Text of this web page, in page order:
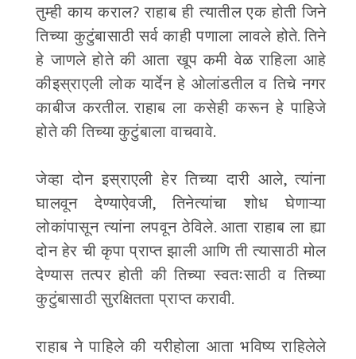
तुम्ही काय कराल? राहाब ही त्यातील एक होती जिने
तिच्या कुटुंबासाठी सर्व काही पणाला लावले होते. तिने
हे जाणले होते की आता खूप कमी वेळ राहिला आहे
कीइस्राएली लोक यार्देन हे ओलांडतील व तिचे नगर
काबीज करतील. राहाब ला कसेही करून हे पाहिजे
होते की तिच्या कुटुंबाला वाचवावे.
जेव्हा दोन इस्राएली हेर तिच्या दारी आले, त्यांना
घालवून देण्याऐवजी, तिनेत्यांचा शोध घेणाऱ्या
लोकांपासून त्यांना लपवून ठेविले. आता राहाब ला ह्या
दोन हेर ची कृपा प्राप्त झाली आणि ती त्यासाठी मोल
देण्यास तत्पर होती की तिच्या स्वतःसाठी व तिच्या
कुटुंबासाठी सुरक्षितता प्राप्त करावी.
राहाब ने पाहिले की यरीहोला आता भविष्य राहिलेले